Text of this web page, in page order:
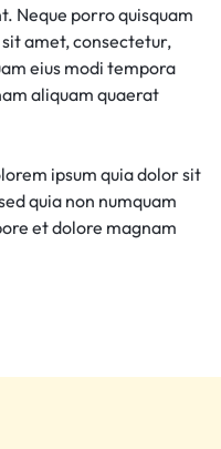
Neque porro quisquam
amet, consectetur,
eius modi tempora
aliquam quaerat
ipsum quia dolor sit
quia non numquam
et dolore magnam